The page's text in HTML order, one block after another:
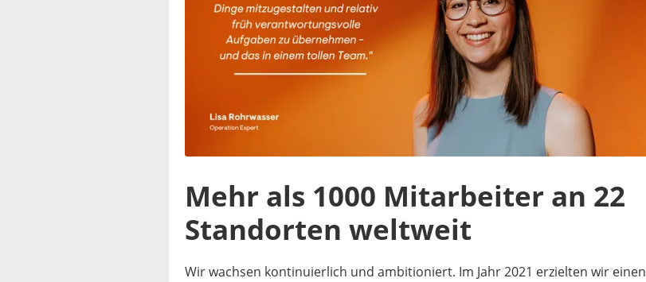
Mehr als 1000 Mitarbeiter an 22
Standorten weltweit
Wir wachsen kontinuierlich und ambitioniert. Im Jahr 2021 erzielten wir einen